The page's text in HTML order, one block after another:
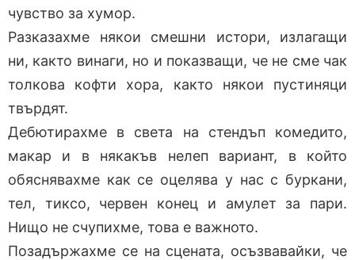
чувство за хумор.
Разказахме някои смешни истори, излагащи
ни, както винаги, но и показващи, че не сме чак
толкова кофти хора, както някои пустиняци
твърдят.
Дебютирахме в света на стендъп комедито,
макар и в някакъв нелеп вариант, в който
обяснявахме как се оцелява у нас с буркани,
тел, тиксо, червен конец и амулет за пари.
Нищо не счупихме, това е важното.
Позадържахме се на сцената, осъзвавайки, че